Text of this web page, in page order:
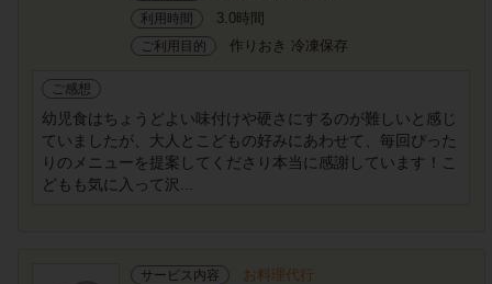
利用時間 3.0時間
ご利用目的 作りおき 冷凍保存
ご感想
幼児食はちょうどよい味付けや硬さにするのが難しいと感じ
ていましたが、大人とこどもの好みにあわせて、毎回ぴった
りのメニューを提案してくださり本当に感謝しています！こ
どもも気に入って沢...
サービス内容 お料理代行